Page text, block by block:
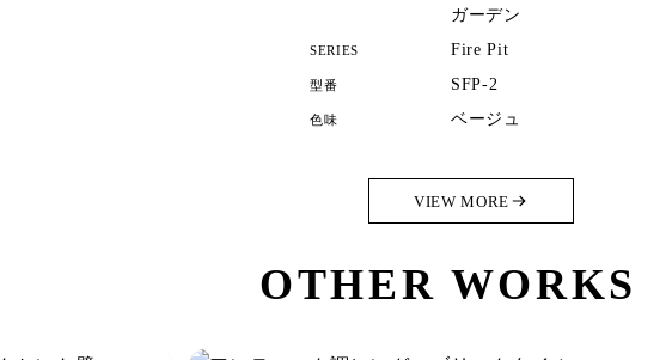
ガーデン
SERIES Fire Pit
型番 SFP-2
色味 ベージュ
VIEW MORE
OTHER WORKS